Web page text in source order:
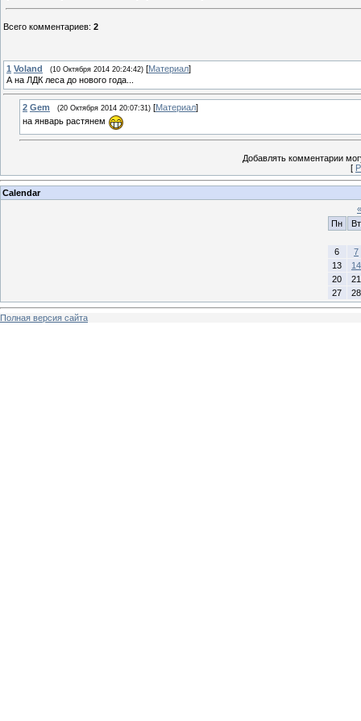
Всего комментариев: 2
1 Voland (10 Октября 2014 20:24:42) [Материал]
А на ЛДК леса до нового года...
2 Gem (20 Октября 2014 20:07:31) [Материал]
на январь растянем
Добавлять комментарии
[
Calendar
«
Пн
Вт
6
7
13
14
20
21
27
28
Полная версия сайта